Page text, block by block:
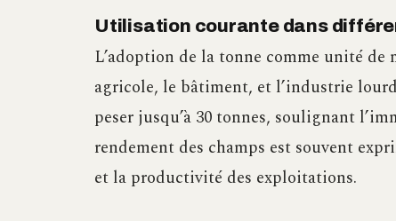
Utilisation courante dans
L’adoption de la tonne comme unité de
agricole, le bâtiment, et l’industrie
peser jusqu’à 30 tonnes, soulignant
rendement des champs est souvent
et la productivité des exploitations.